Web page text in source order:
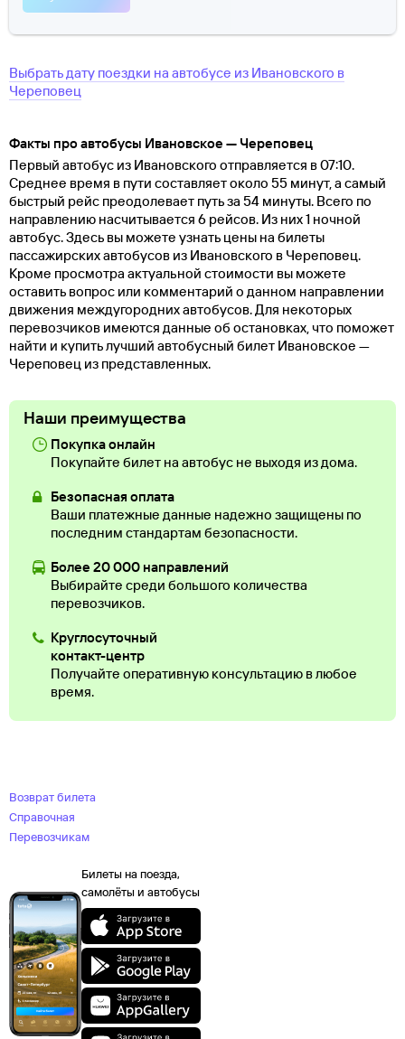
Выбрать дату поездки на автобусе из Ивановского в
Череповец
Факты про автобусы Ивановское — Череповец
Первый автобус из Ивановского отправляется в 07:10.
Среднее время в пути составляет около 55 минут, а самый
быстрый рейс преодолевает путь за 54 минуты. Всего по
направлению насчитывается 6 рейсов. Из них 1 ночной
автобус. Здесь вы можете узнать цены на билеты
пассажирских автобусов из Ивановского в Череповец.
Кроме просмотра актуальной стоимости вы можете
оставить вопрос или комментарий о данном направлении
движения междугородних автобусов. Для некоторых
перевозчиков имеются данные об остановках, что поможет
найти и купить лучший автобусный билет Ивановское —
Череповец из представленных.
Наши преимущества
Покупка онлайн
Покупайте билет на автобус не выходя из дома.
Безопасная оплата
Ваши платежные данные надежно защищены по
последним стандартам безопасности.
Более 20 000 направлений
Выбирайте среди большого количества
перевозчиков.
Круглосуточный
контакт-центр
Получайте оперативную консультацию в любое
время.
Возврат билета
Справочная
Перевозчикам
Билеты на поезда,
самолёты и автобусы